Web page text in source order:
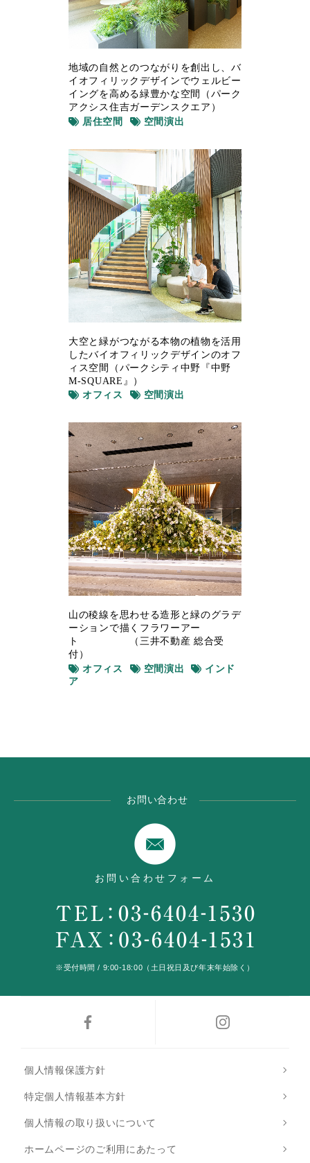
地域の自然とのつながりを創出し、バ
イオフィリックデザインでウェルビー
イングを高める緑豊かな空間（パーク
アクシス住吉ガーデンスクエア）
居住空間
空間演出
大空と緑がつながる本物の植物を活用
したバイオフィリックデザインのオフ
ィス空間（パークシティ中野『中野
M-SQUARE』）
オフィス
空間演出
山の稜線を思わせる造形と緑のグラデ
ーションで描くフラワーアー
ト （三井不動産 総合受
付）
オフィス
空間演出
インド
ア
お問い合わせ
お問い合わせフォーム
※受付時間 / 9:00-18:00（土日祝日及び年末年始除く）
個人情報保護方針
特定個人情報基本方針
個人情報の取り扱いについて
ホームページのご利用にあたって